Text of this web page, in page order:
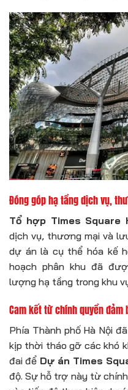
Đóng góp hạ tầng dịch vụ,
Tổ hợp Times Square
dịch vụ, thương mại và
dự án là cụ thể hóa kế
hoạch phân khu đã
lượng hạ tầng trong khu
Cam kết từ chính quyền đảm
Phía Thành phố Hà Nội
kịp thời tháo gỡ các khó
đai để Dự án Times
độ. Sự hỗ trợ này từ